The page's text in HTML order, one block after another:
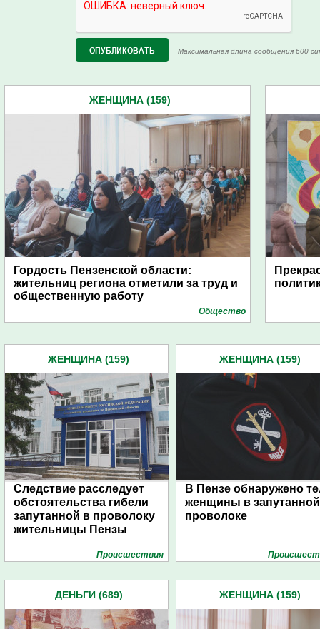
Максимальная длина сообщения 600
ЖЕНЩИНА (159)
Гордость Пензенской области:
жительниц региона отметили за труд и
общественную работу
Общество
ЖЕНЩИНА (159)
Следствие расследует
обстоятельства гибели
запутанной в проволоку
жительницы Пензы
Проиcшествия
ЖЕНЩИНА (159)
В Пензе обнаружено
женщины в запутанной
проволоке
ДЕНЬГИ (689) ЖЕНЩИНА (159)